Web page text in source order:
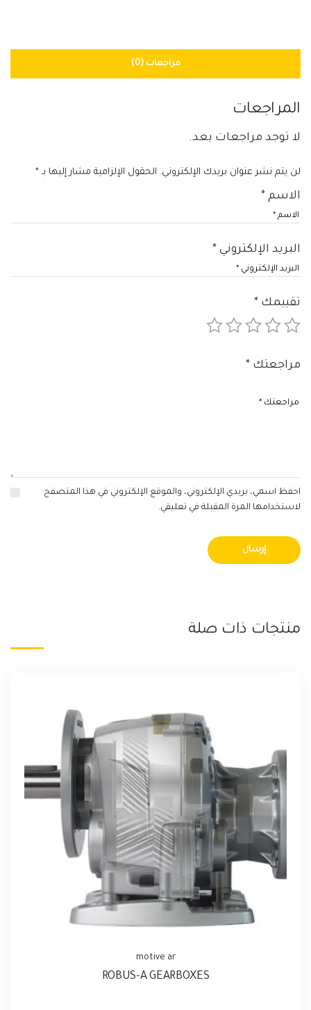
مراجعات (0)
المراجعات
لا توجد مراجعات بعد.
لن يتم نشر عنوان بريدك الإلكتروني. الحقول الإلزامية مشار إليها بـ *
الاسم *
البريد الإلكتروني *
احفظ اسمي، بريدي الإلكتروني، والموقع الإلكتروني في هذا المتصفح
لاستخدامها المرة المقبلة في تعليقي.
تقييمك *
مراجعتك *
منتجات ذات صلة
motive ar
ROBUS-A GEARBOXES